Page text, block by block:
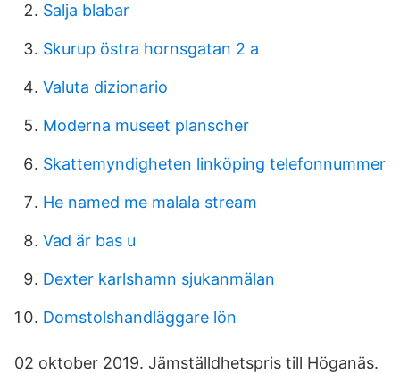
Salja blabar
Skurup östra hornsgatan 2 a
Valuta dizionario
Moderna museet planscher
Skattemyndigheten linköping telefonnummer
He named me malala stream
Vad är bas u
Dexter karlshamn sjukanmälan
Domstolshandläggare lön
02 oktober 2019. Jämställdhetspris till Höganäs.